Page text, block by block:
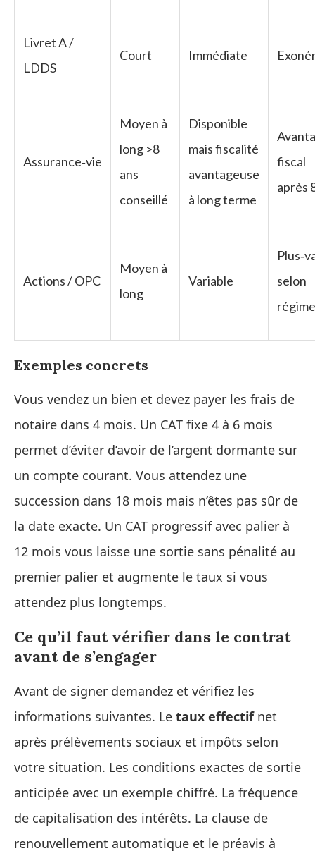
Livret A /
LDDS
Court Immédiate
Assurance‑vie
Moyen à
long >8
ans
conseillé
Disponible
mais fiscalité
avantageuse
à long terme
fiscal
après
Actions / OPC
Moyen à
long
Variable
selon
régime
Exemples concrets
Vous vendez un bien et devez payer les frais de
notaire dans 4 mois. Un CAT fixe 4 à 6 mois
permet d’éviter d’avoir de l’argent dormante sur
un compte courant. Vous attendez une
succession dans 18 mois mais n’êtes pas sûr de
la date exacte. Un CAT progressif avec palier à
12 mois vous laisse une sortie sans pénalité au
premier palier et augmente le taux si vous
attendez plus longtemps.
Ce qu’il faut vérifier dans le contrat
avant de s’engager
Avant de signer demandez et vérifiez les
informations suivantes. Le taux effectifnet
après prélèvements sociaux et impôts selon
votre situation. Les conditions exactes de sortie
anticipée avec un exemple chiffré. La fréquence
de capitalisation des intérêts. La clause de
renouvellement automatique et le préavis à